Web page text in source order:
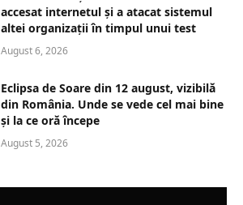
accesat internetul și a atacat sistemul
altei organizații în timpul unui test
August 6, 2026
Eclipsa de Soare din 12 august, vizibilă
din România. Unde se vede cel mai bine
și la ce oră începe
August 5, 2026